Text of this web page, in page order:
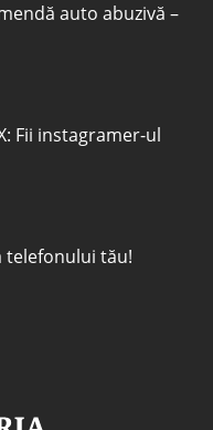
auto abuzivă –
Fii instagramer-ul
telefonului tău!